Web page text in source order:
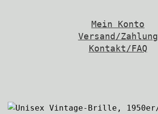
Mein Konto
Versand/Zahlung
Kontakt/FAQ